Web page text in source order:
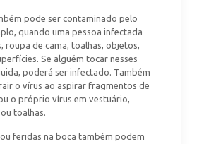
pode ser contaminado pelo
quando uma pessoa infectada
roupa de cama, toalhas, objetos,
Se alguém tocar nesses
poderá ser infectado. Também
o vírus ao aspirar fragmentos de
o próprio vírus em vestuário,
toalhas.
feridas na boca também podem